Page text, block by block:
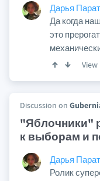
Дарья
Да когда
это
View
Discussion on
"Яблочники"
к выборам и
Дарья
Ролик